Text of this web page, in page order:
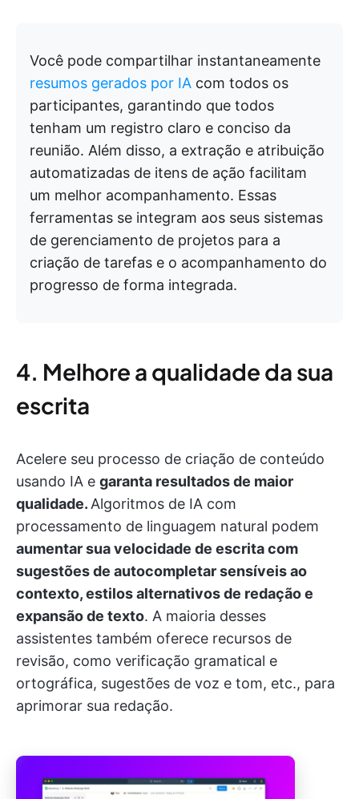
Você pode compartilhar instantaneamente
resumos gerados por IA com todos os
participantes, garantindo que todos
tenham um registro claro e conciso da
reunião. Além disso, a extração e atribuição
automatizadas de itens de ação facilitam
um melhor acompanhamento. Essas
ferramentas se integram aos seus sistemas
de gerenciamento de projetos para a
criação de tarefas e o acompanhamento do
progresso de forma integrada.
4. Melhore a qualidade da sua
escrita
Acelere seu processo de criação de conteúdo
usando IA e garanta resultados de maior
qualidade. Algoritmos de IA com
processamento de linguagem natural podem
aumentar sua velocidade de escrita com
sugestões de autocompletar sensíveis ao
contexto, estilos alternativos de redação e
expansão de texto. A maioria desses
assistentes também oferece recursos de
revisão, como verificação gramatical e
ortográfica, sugestões de voz e tom, etc., para
aprimorar sua redação.